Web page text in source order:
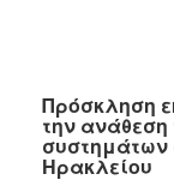
2022
2021
Πρόσκληση
την
συστημάτων
Ηρακλείου